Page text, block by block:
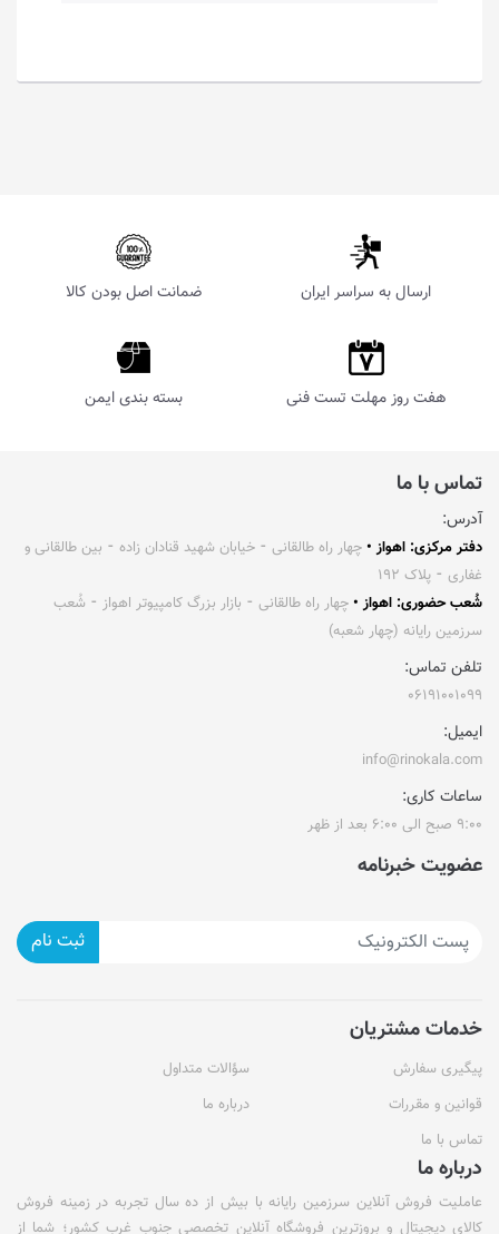
ارسال به سراسر ایران ضمانت اصل بودن کالا
هفت روز مهلت تست فنی بسته بندی ایمن
تماس با ما
آدرس:
دفتر مرکزی: اهواز • چهار راه طالقانی ⁃ خیابان شهید قنادان زاده ⁃ بین طالقانی و
غفاری ⁃ پلاک ۱۹۲
شُعب حضوری: اهواز • چهار راه طالقانی ⁃ بازار بزرگ کامپیوتر اهواز ⁃ شُعب
سرزمین رایانه (چهار شعبه)
تلفن تماس:
۰۶۱۹۱۰۰۱۰۹۹
ایمیل:
info@rinokala.com
ساعات کاری:
۹:۰۰ صبح الی ۶:۰۰ بعد از ظهر
عضویت خبرنامه
ثبت نام
خدمات مشتریان
پیگیری سفارش
سؤالات متداول
قوانین و مقررات
درباره ما
تماس با ما
درباره ما
عاملیت فروش آنلاین سرزمین رایانه با بیش از ده سال تجربه در زمینه فروش
کالای دیجیتال و بروزترین فروشگاه آنلاین تخصصی جنوب غرب کشور؛ شما از